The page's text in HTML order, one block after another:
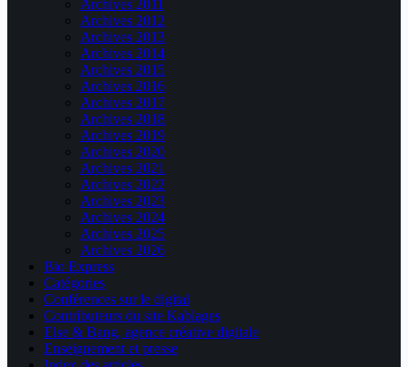
Archives 2011
Archives 2012
Archives 2013
Archives 2014
Archives 2015
Archives 2016
Archives 2017
Archives 2018
Archives 2019
Archives 2020
Archives 2021
Archives 2022
Archives 2023
Archives 2024
Archives 2025
Archives 2026
Bio Express
Catégories
Conférences sur le digital
Contributeurs du site Kablages
Else & Bang, agence créative digitale
Enseignement et presse